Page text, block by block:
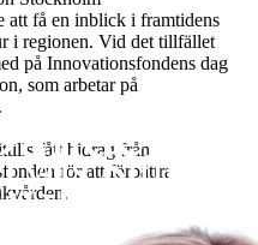
att få en inblick i framtidens
i regionen. Vid det tillfället
på Innovationsfondens dag
som arbetar på
fått bidrag från
för att förbättra